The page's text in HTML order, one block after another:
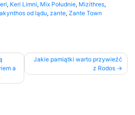
, Keri Limni, Mix Południe, Mizithres,
od lądu, zante, Zante Town
a
Jakie pamiątki warto przywieźć
z Rodos